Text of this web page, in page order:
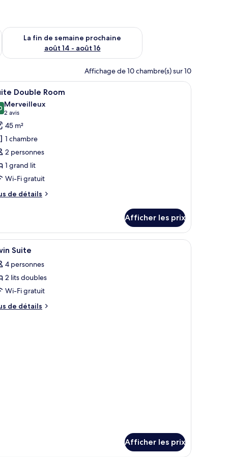
semaine août 7 - août 9
La fin de semaine prochaine
août 14 - août 16
Vérifier la disponibilité pour la fin de semaine prochaine août
Affichage de 10 chambre(s) sur 10
et un tableau au mur.
:
Une chambre d’hôtel avec un lit, un canapé,
5 Double Room
sur 10
Merveilleux
2 avis
(2 avis)
45 m²
1 chambre
2 personnes
1 grand lit
Wi-Fi gratuit
de détails
Afficher les prix
Bureau, rideaux d’obscurcissement, accès au
12 Suite
4 personnes
2 lits doubles
Wi-Fi gratuit
de détails
Afficher les prix